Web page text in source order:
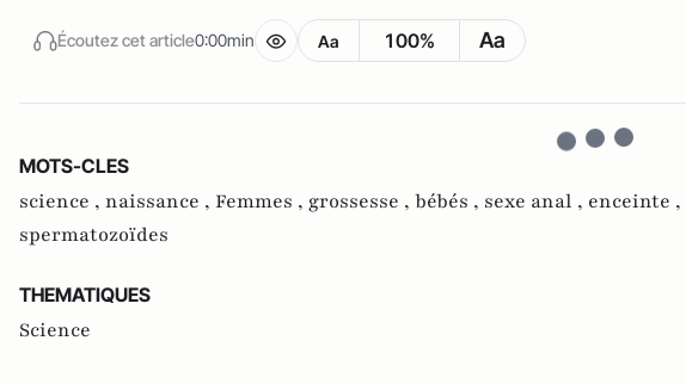
Écoutez cet article0:00min Aa 100% Aa
MOTS-CLES
science , naissance , Femmes , grossesse , bébés , sexe anal , enceinte ,
spermatozoïdes
THEMATIQUES
Science